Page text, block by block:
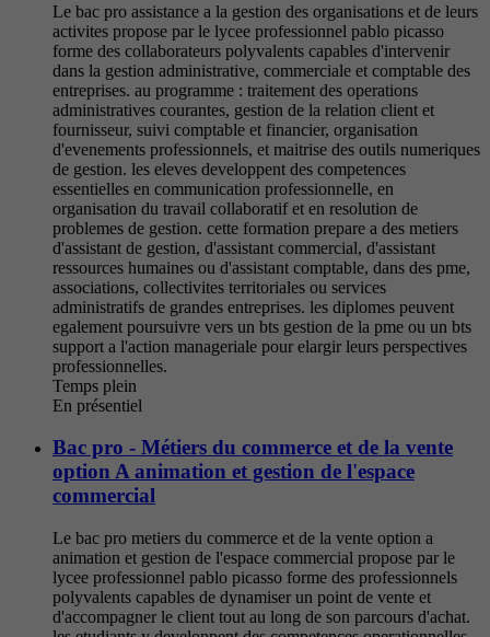
Le bac pro assistance a la gestion des organisations et de leurs
activites propose par le lycee professionnel pablo picasso
forme des collaborateurs polyvalents capables d'intervenir
dans la gestion administrative, commerciale et comptable des
entreprises. au programme : traitement des operations
administratives courantes, gestion de la relation client et
fournisseur, suivi comptable et financier, organisation
d'evenements professionnels, et maitrise des outils numeriques
de gestion. les eleves developpent des competences
essentielles en communication professionnelle, en
organisation du travail collaboratif et en resolution de
problemes de gestion. cette formation prepare a des metiers
d'assistant de gestion, d'assistant commercial, d'assistant
ressources humaines ou d'assistant comptable, dans des pme,
associations, collectivites territoriales ou services
administratifs de grandes entreprises. les diplomes peuvent
egalement poursuivre vers un bts gestion de la pme ou un bts
support a l'action manageriale pour elargir leurs perspectives
professionnelles.
Temps plein
En présentiel
Bac pro - Métiers du commerce et de la vente
option A animation et gestion de l'espace
commercial
Le bac pro metiers du commerce et de la vente option a
animation et gestion de l'espace commercial propose par le
lycee professionnel pablo picasso forme des professionnels
polyvalents capables de dynamiser un point de vente et
d'accompagner le client tout au long de son parcours d'achat.